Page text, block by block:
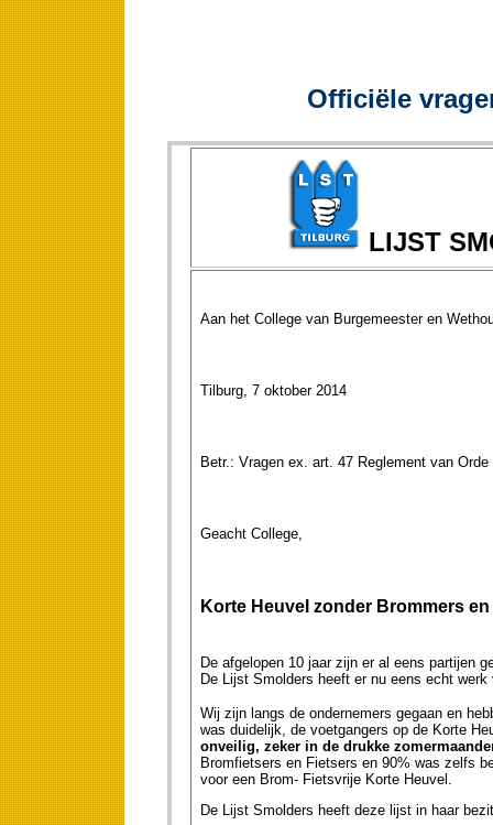
Officiële
LIJST
Aan het College van Burgemeester en
Tilburg, 7 oktober 2014
Betr.: Vragen ex. art. 47 Reglement van Orde
Geacht College,
Korte Heuvel zonder Brommers en
De afgelopen 10 jaar zijn er al eens partijen
De Lijst Smolders heeft er nu eens echt werk
Wij zijn langs de ondernemers gegaan en
was duidelijk, de voetgangers op de Korte
onveilig, zeker in de drukke
Bromfietsers en Fietsers en 90% was zelfs
voor een Brom- Fietsvrije Korte Heuvel.
De Lijst Smolders heeft deze lijst in haar